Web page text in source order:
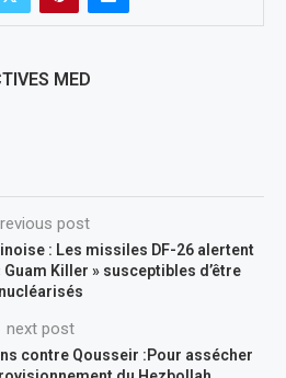
MED
post
: Les missiles DF-26 alertent
Guam Killer » susceptibles d’être
nucléarisés
next post
contre Qousseir :Pour assécher